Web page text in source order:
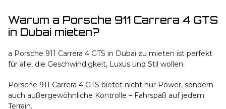
Warum a Porsche 911 Carrera 4 GTS
in Dubai mieten?
a Porsche 911 Carrera 4 GTS in Dubai zu mieten ist perfekt
für alle, die Geschwindigkeit, Luxus und Stil wollen.
Porsche 911 Carrera 4 GTS bietet nicht nur Power, sondern
auch außergewöhnliche Kontrolle – Fahrspaß auf jedem
Terrain.